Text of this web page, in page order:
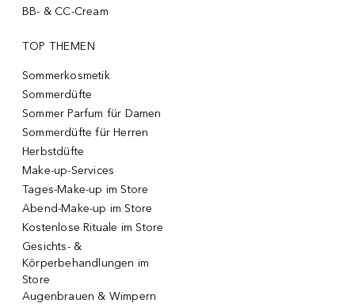
BB- & CC-Cream
TOP THEMEN
Sommerkosmetik
Sommerdüfte
Sommer Parfum für Damen
Sommerdüfte für Herren
Herbstdüfte
Make-up-Services
Tages-Make-up im Store
Abend-Make-up im Store
Kostenlose Rituale im Store
Gesichts- &
Körperbehandlungen im
Store
Augenbrauen & Wimpern